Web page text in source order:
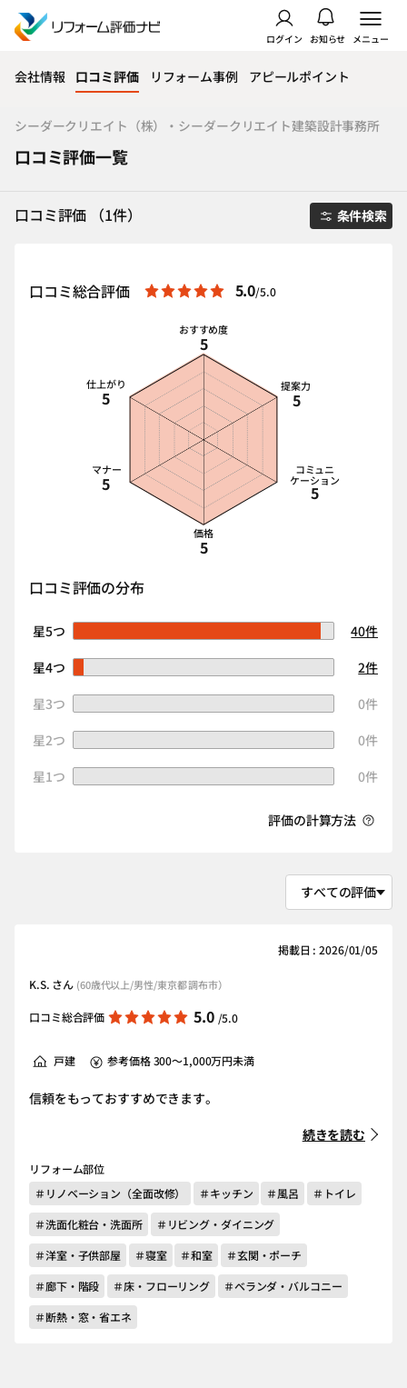
ログイン お知らせ メニュー
会社情報 口コミ評価 リフォーム事例 アピールポイント
シーダークリエイト（株）・シーダークリエイト建築設計事務所
口コミ評価一覧
口コミ評価 （1件） 条件検索
口コミ総合評価 5.0/5.0
おすすめ度
5
提案力
5
コミュニ
ケーション
5
価格
5
マナー
5
仕上がり
5
口コミ評価の分布
星5つ
40件
星4つ
2件
星3つ
0件
星2つ
0件
星1つ
0件
評価の計算方法
掲載日 : 2026/01/05
K.S. さん (60歳代以上/男性/東京都 調布市）
口コミ総合評価 5.0 /5.0
戸建 参考価格 300～1,000万円未満
信頼をもっておすすめできます。
続きを読む
リフォーム部位
＃リノベーション（全面改修）
＃キッチン ＃風呂
＃トイレ
＃洗面化粧台・洗面所
＃リビング・ダイニング
＃洋室・子供部屋
＃寝室 ＃和室
＃玄関・ポーチ
＃廊下・階段
＃床・フローリング
＃ベランダ・バルコニー
＃断熱・窓・省エネ